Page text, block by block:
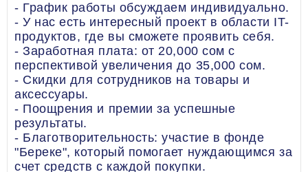
- График работы обсуждаем индивидуально.
- У нас есть интересный проект в области IT-
продуктов, где вы сможете проявить себя.
- Заработная плата: от 20,000 сом с
перспективой увеличения до 35,000 сом.
- Скидки для сотрудников на товары и
аксессуары.
- Поощрения и премии за успешные
результаты.
- Благотворительность: участие в фонде
"Береке", который помогает нуждающимся за
счет средств с каждой покупки.